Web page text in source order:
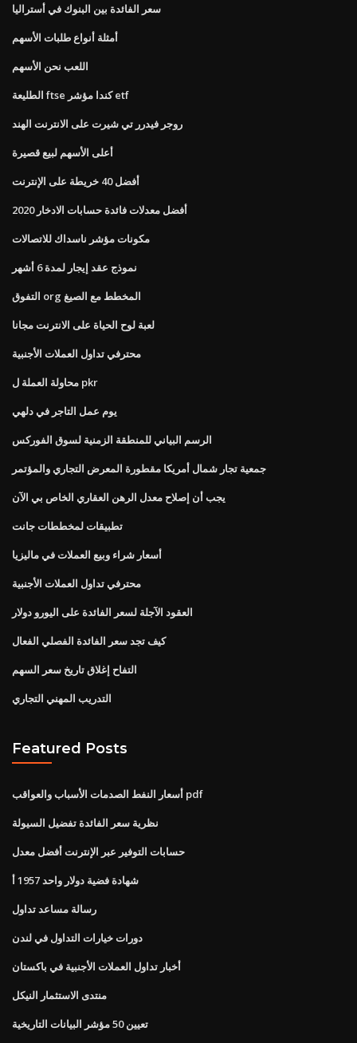
سعر الفائدة بين البنوك في أستراليا
أمثلة أنواع طلبات الأسهم
اللعب نحن الأسهم
الطليعة ftse كندا مؤشر etf
روجر فيدرر تي شيرت على الانترنت الهند
أعلى الأسهم لبيع قصيرة
أفضل 40 خريطة على الإنترنت
أفضل معدلات فائدة حسابات الادخار 2020
مكونات مؤشر ناسداك للاتصالات
نموذج عقد إيجار لمدة 6 أشهر
التفوق org المخطط مع الصيغ
لعبة لوح الحياة على الانترنت مجانا
محترفي تداول العملات الأجنبية
محاولة العملة ل pkr
يوم عمل التاجر في دلهي
الرسم البياني للمنطقة الزمنية لسوق الفوركس
جمعية تجار شمال أمريكا مقطورة المعرض التجاري والمؤتمر
يجب أن إصلاح معدل الرهن العقاري الخاص بي الآن
تطبيقات لمخططات جانت
أسعار شراء وبيع العملات في ماليزيا
محترفي تداول العملات الأجنبية
العقود الآجلة لسعر الفائدة على اليورو دولار
كيف تجد سعر الفائدة الفصلي الفعال
التفاح إغلاق تاريخ سعر السهم
التدريب المهني التجاري
Featured Posts
أسعار النفط الصدمات الأسباب والعواقب pdf
نظرية سعر الفائدة تفضيل السيولة
حسابات التوفير عبر الإنترنت أفضل معدل
شهادة فضية دولار واحد 1957 أ
رسالة مساعد تداول
دورات خيارات التداول في لندن
أخبار تداول العملات الأجنبية في باكستان
منتدى الاستثمار النيكل
تعيين 50 مؤشر البيانات التاريخية